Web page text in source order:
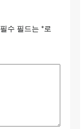
필수 필드는 *로